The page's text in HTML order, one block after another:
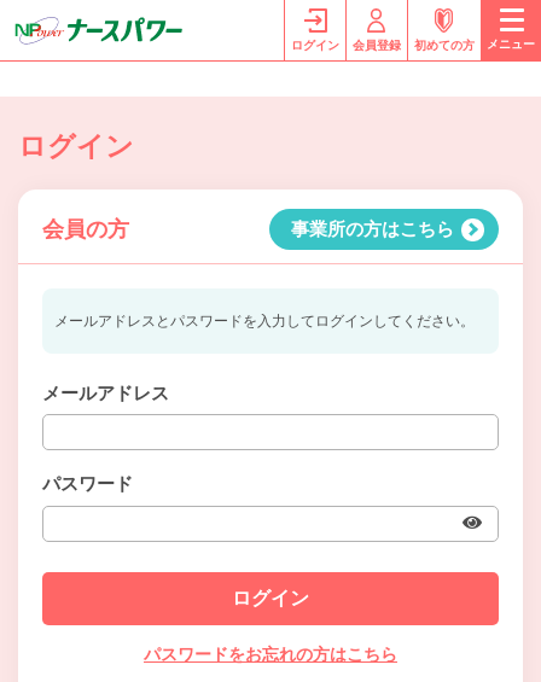
ログイン 会員登録 初めての方 メニュー
ログイン
会員の方 事業所の方はこちら
メールアドレスとパスワードを入力してログインしてください。
メールアドレス
パスワード
パスワードをお忘れの方はこちら